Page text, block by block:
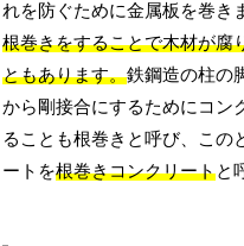
れを防ぐために金属板を巻き
根巻きをすることで木材が腐
ともあります。鉄鋼造の柱の
から剛接合にするためにコン
ることも根巻きと呼び、この
ートを根巻きコンクリートと